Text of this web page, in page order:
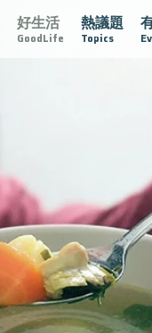
好生活
GoodLife
熱議題
Topics
守護骨骼健康 達文